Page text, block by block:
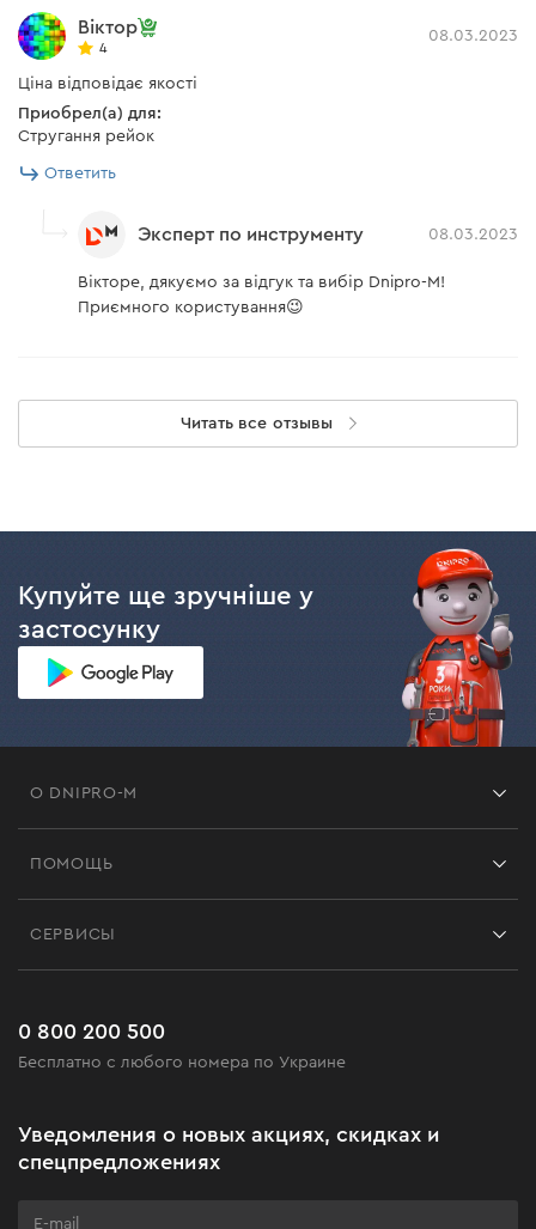
Віктор
4
08.03.2023
Ціна відповідає якості
Приобрел(а) для:
Стругання рейок
Ответить
Эксперт по инструменту 08.03.2023
Вікторе, дякуємо за відгук та вибір Dnipro-M!
Приємного користування😉
Читать все отзывы
Купуйте ще зручніше у
застосунку
О DNIPRO-M
Черная пятница
ПОМОЩЬ
Часто задаваемые вопросы
СЕРВИСЫ
0 800 200 500
Бесплатно с любого номера по Украине
Уведомления о новых акциях, скидках и
спецпредложениях